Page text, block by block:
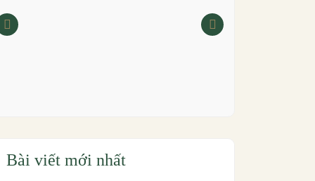
Bài viết mới nhất